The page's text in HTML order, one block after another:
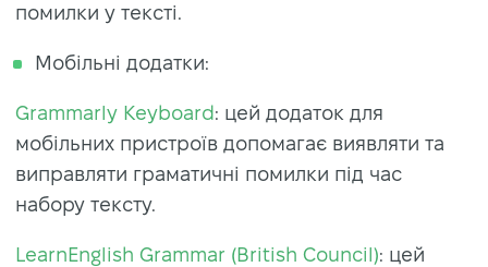
помилки у тексті.
Мобільні додатки:
Grammarly Keyboard: цей додаток для
мобільних пристроїв допомагає виявляти та
виправляти граматичні помилки під час
набору тексту.
LearnEnglish Grammar (British Council): цей